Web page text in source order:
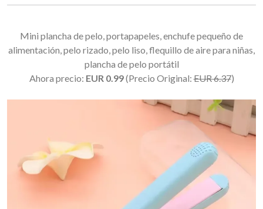
Mini plancha de pelo, portapapeles, enchufe pequeño de
alimentación, pelo rizado, pelo liso, flequillo de aire para niñas,
plancha de pelo portátil
Ahora precio: EUR 0.99(Precio Original:EUR 6.37)